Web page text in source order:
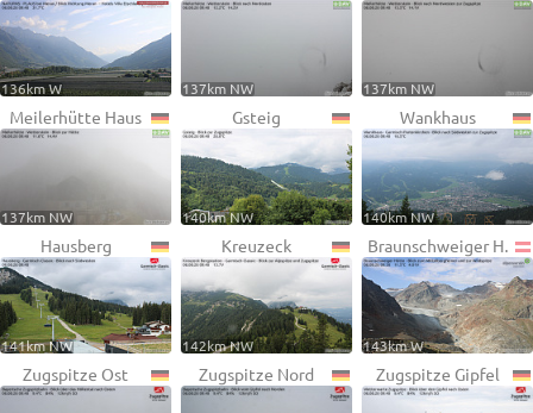
136km W 137km NW 137km NW
Meilerhütte Haus
137km NW
Gsteig
140km NW
Wankhaus
140km NW
Hausberg
141km NW
Kreuzeck
142km NW
Braunschweiger H.
143km W
Zugspitze Ost Zugspitze Nord Zugspitze Gipfel